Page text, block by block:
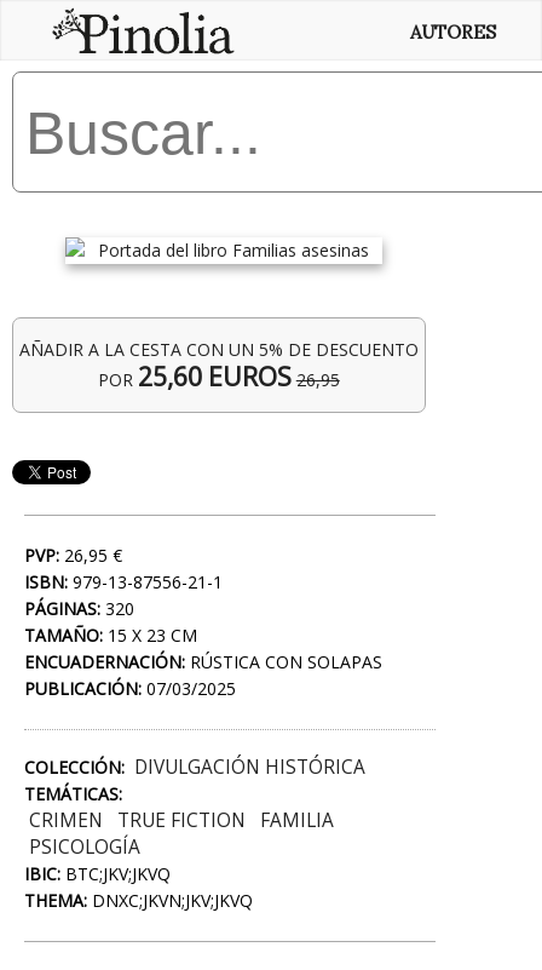
AUTORES
AÑADIR A LA CESTA CON UN 5% DE DESCUENTO
POR 25,60 EUROS 26,95
PVP: 26,95 €
ISBN: 979-13-87556-21-1
PÁGINAS: 320
TAMAÑO: 15 X 23 CM
ENCUADERNACIÓN: RÚSTICA CON SOLAPAS
PUBLICACIÓN: 07/03/2025
COLECCIÓN: DIVULGACIÓN HISTÓRICA
TEMÁTICAS:
CRIMEN TRUE FICTION
FAMILIA
PSICOLOGÍA
IBIC: BTC;JKV;JKVQ
THEMA: DNXC;JKVN;JKV;JKVQ